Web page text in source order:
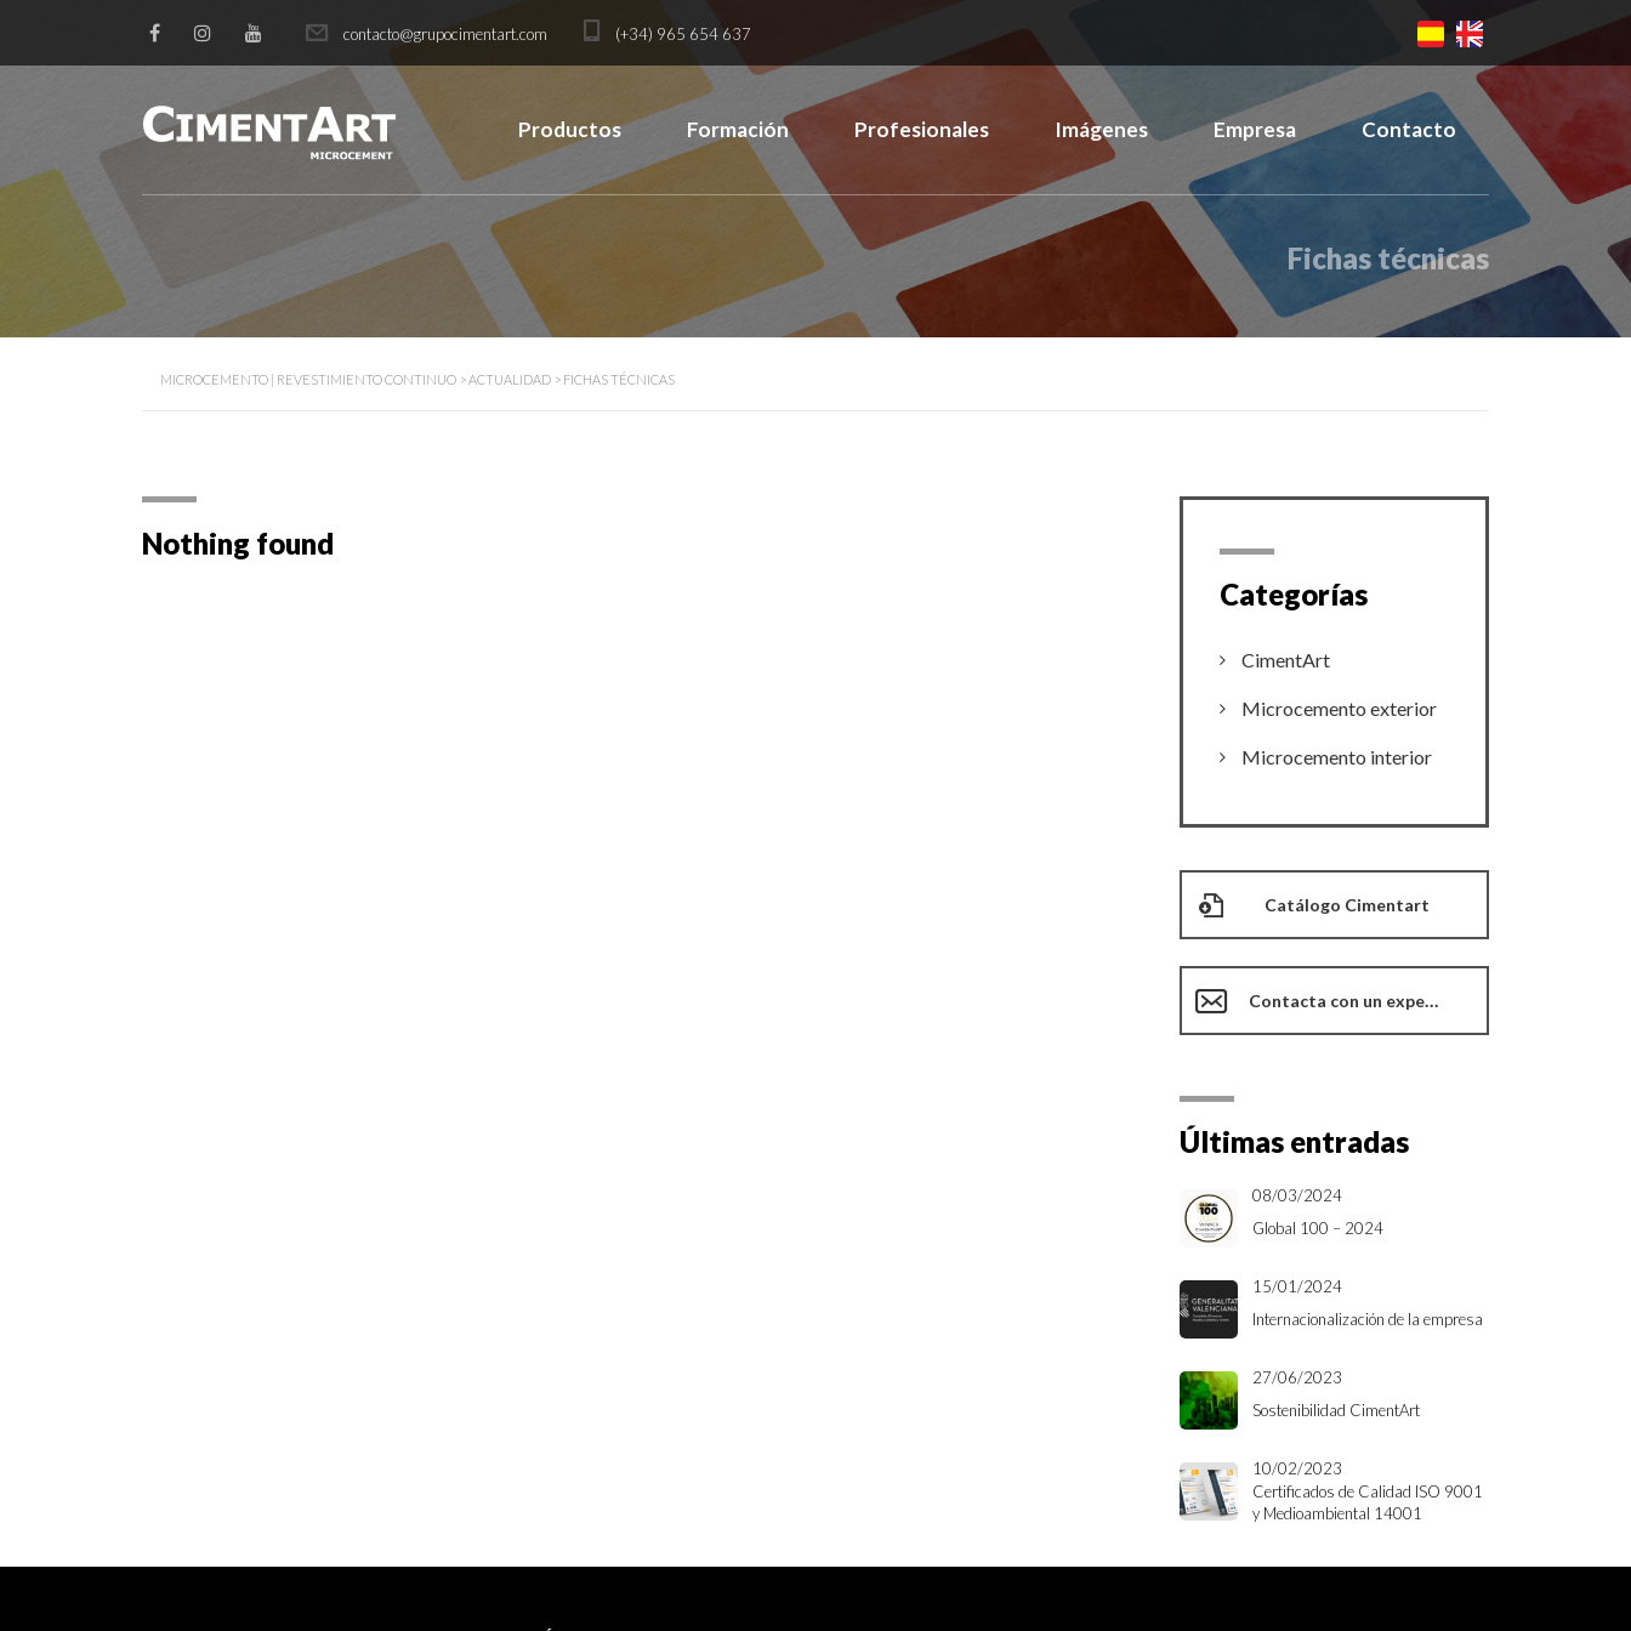
contacto@grupocimentart.com (+34) 965 654 637
Productos Formación Profesionales Imágenes Empresa Contacto
Fichas técnicas
MICROCEMENTO | REVESTIMIENTO CONTINUO >ACTUALIDAD > FICHAS TÉCNICAS
Nothing found
Categorías
CimentArt
Microcemento exterior
Microcemento interior
Catálogo Cimentart
Contacta con un experto
Últimas entradas
Global 100 – 2024
08/03/2024
Internacionalización de la empresa
15/01/2024
Sostenibilidad CimentArt
27/06/2023
Certificados de Calidad ISO 9001
y Medioambiental 14001
10/02/2023